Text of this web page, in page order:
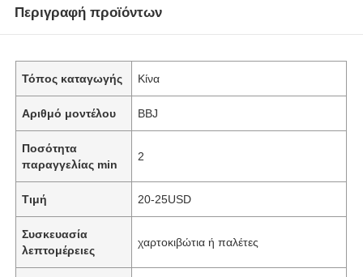
Περιγραφή προϊόντων
Τόπος καταγωγής Κίνα
Αριθμό μοντέλου BBJ
Ποσότητα
παραγγελίας min
2
Τιμή 20-25USD
Συσκευασία
λεπτομέρειες
χαρτοκιβώτια ή παλέτες